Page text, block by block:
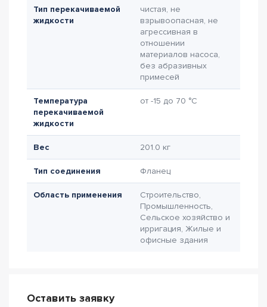
Тип перекачиваемой
жидкости
чистая, не
взрывоопасная, не
агрессивная в
отношении
материалов насоса,
без абразивных
примесей
Температура
перекачиваемой
жидкости
от -15 до 70 °C
Вес 201.0 кг
Тип соединения Фланец
Область применения
Строительство,
Промышленность,
Сельское хозяйство и
ирригация, Жилые и
офисные здания
Оставить заявку